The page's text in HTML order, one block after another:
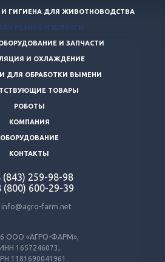
ООО «АГРО-ФАРМ»,
ИНН 1657246073,
1181690041961.
ГИГИЕНА ДЛЯ ЖИВОТНОВОДСТВА
РЕЗИНА И ШЛАНГИ
И ЗАПЧАСТИ
И ОХЛАЖДЕНИЕ
ДЛЯ ОБРАБОТКИ ВЫМЕНИ
ТОВАРЫ
РОБОТЫ
КОМПАНИЯ
ОБОРУДОВАНИЕ
КОНТАКТЫ
(843) 259-98-98
(800) 600-29-39
info@agro-farm.net